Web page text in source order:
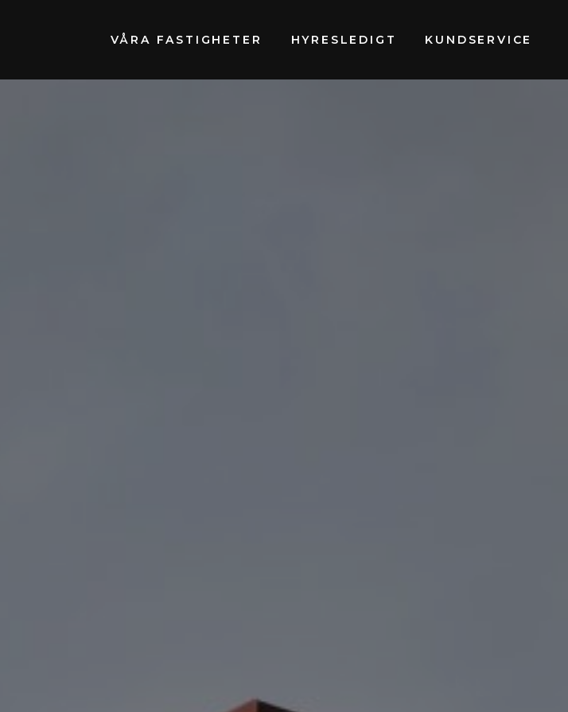
VÅRA FASTIGHETER HYRESLEDIGT KUNDSERVICE